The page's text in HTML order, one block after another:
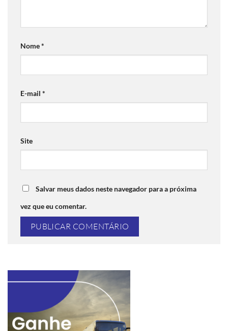
Nome*
E-mail *
Site
Salvar meus dados neste navegador para a próxima
vez que eu comentar.